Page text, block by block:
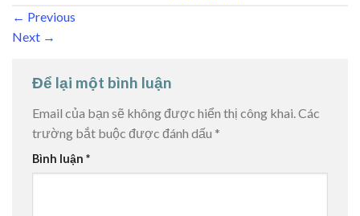
← Previous
Next →
Để lại một bình luận
Email của bạn sẽ không được hiển thị công khai.Các
trường bắt buộc được đánh dấu *
Bình luận *